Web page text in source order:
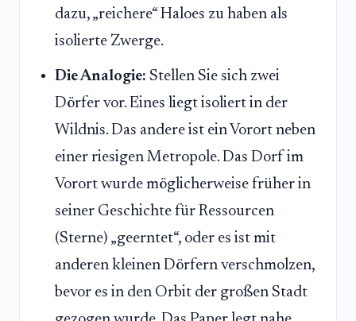
dazu, „reichere“ Haloes zu haben als
isolierte Zwerge.
Die Analogie: Stellen Sie sich zwei
Dörfer vor. Eines liegt isoliert in der
Wildnis. Das andere ist ein Vorort neben
einer riesigen Metropole. Das Dorf im
Vorort wurde möglicherweise früher in
seiner Geschichte für Ressourcen
(Sterne) „geerntet“, oder es ist mit
anderen kleinen Dörfern verschmolzen,
bevor es in den Orbit der großen Stadt